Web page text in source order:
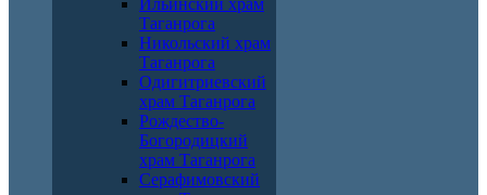
Таганрога
Никольский храм
Таганрога
Одигитриевский
храм Таганрога
Рождество-
Богородицкий
храм Таганрога
Серафимовский